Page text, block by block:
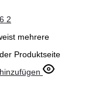
mehrere
Produktseite